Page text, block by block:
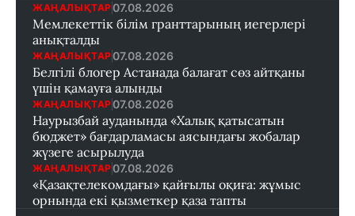
ЖАҢАЛЫҚТАР 07.08.2026
Мемлекеттік білім гранттарының иегерлері
анықталды
ЖАҢАЛЫҚТАР 07.08.2026
Белгілі блогер Астанада балағат сөз айтқаны
үшін қамауға алынды
ЖАҢАЛЫҚТАР 07.08.2026
Наурызбай ауданында «Халық қатысатын
бюджет» бағдарламасы аясындағы жобалар
жүзеге асырылуда
ЖАҢАЛЫҚТАР 07.08.2026
«Қазақтелекомдағы» қайғылы оқиға: жұмыс
орнында екі қызметкер қаза тапты